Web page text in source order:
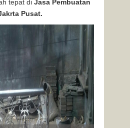
tepat di Jasa Pembuatan
Pusat.